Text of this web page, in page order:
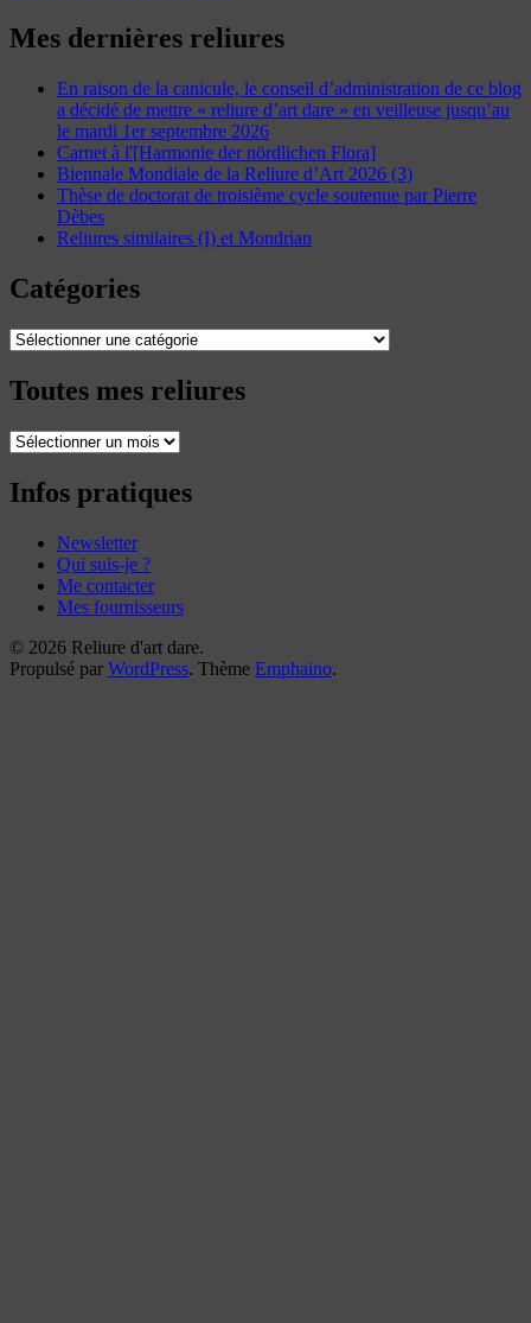
Mes dernières reliures
En raison de la canicule, le conseil d’administration de ce blog
a décidé de mettre « reliure d’art dare » en veilleuse jusqu’au
le mardi 1er septembre 2026
Carnet à l'[Harmonie der nördlichen Flora]
Biennale Mondiale de la Reliure d’Art 2026 (3)
Thèse de doctorat de troisième cycle soutenue par Pierre
Dèbes
Reliures similaires (I) et Mondrian
Catégories
Catégories
Toutes mes reliures
Toutes
reliures
Infos pratiques
Newsletter
Qui suis-je ?
Me contacter
Mes fournisseurs
© 2026 Reliure d'art dare.
Propulsé par WordPress. Thème Emphaino.